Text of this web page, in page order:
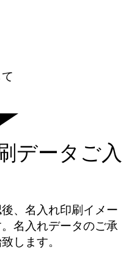
データご入
、名入れ印刷イメー
名入れデータのご承
します。